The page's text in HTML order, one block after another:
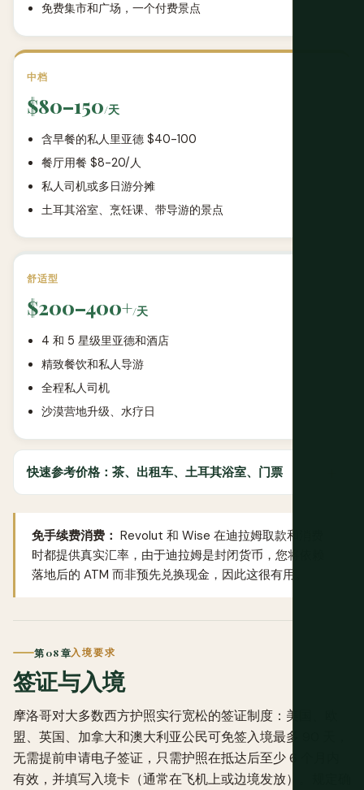
免费集市和广场，一个付费景点
中档
$80–150/天
含早餐的私人里亚德 $40-100
餐厅用餐 $8-20/人
私人司机或多日游分摊
土耳其浴室、烹饪课、带导游的景点
舒适型
$200–400+/天
4 和 5 星级里亚德和酒店
精致餐饮和私人导游
全程私人司机
沙漠营地升级、水疗日
快速参考价格：茶、出租车、土耳其浴室、门票
免手续费消费： Revolut 和 Wise 在迪拉姆取款和消费
时都提供真实汇率，由于迪拉姆是封闭货币，您将依赖
落地后的 ATM 而非预先兑换现金，因此这很有用。
第 08 章入境要求
签证与入境
摩洛哥对大多数西方护照实行宽松的签证制度：美国、欧
盟、英国、加拿大和澳大利亚公民可免签入境最多 90 天，
无需提前申请电子签证，只需护照在抵达后至少 6 个月内
有效，并填写入境卡（通常在飞机上或边境发放）。规定确